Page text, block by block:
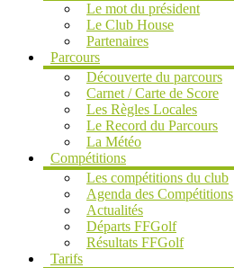
Le mot du président
Le Club House
Partenaires
Parcours
Découverte du parcours
Carnet / Carte de Score
Les Règles Locales
Le Record du Parcours
La Météo
Compétitions
Les compétitions du club
Agenda des Compétitions
Actualités
Départs FFGolf
Résultats FFGolf
Tarifs